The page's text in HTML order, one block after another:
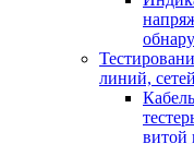
линий,
витой